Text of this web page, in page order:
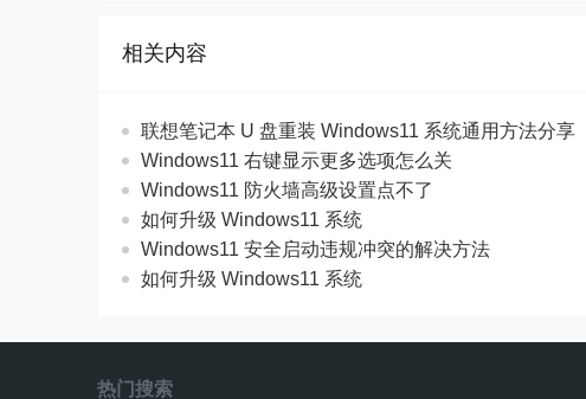
相关内容
联想笔记本 U 盘重装 Windows11 系统通用方法分享
Windows11 右键显示更多选项怎么关
Windows11 防火墙高级设置点不了
如何升级 Windows11 系统
Windows11 安全启动违规冲突的解决方法
如何升级 Windows11 系统
热门搜索